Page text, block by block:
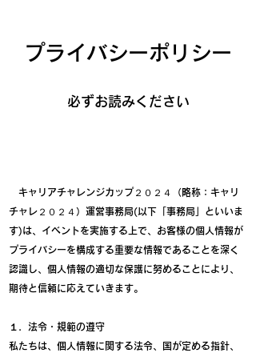
プライバシーポリシー
​必ずお読みください
キャリアチャレンジカップ２０２４（略称：キャリ
チャレ２０２４）運営事務局(以下「事務局」といいま
す)は、イベントを実施する上で、お客様の個人情報が
プライバシーを構成する重要な情報であることを深く
認識し、個人情報の適切な保護に努めることにより、
期待と信頼に応えていきます。
１．法令・規範の遵守
私たちは、個人情報に関する法令、国が定める指針、